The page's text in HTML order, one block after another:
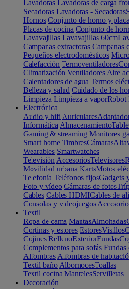
Lavadoras Lavadoras de carga
Secadoras Lavadoras - Secadoras
Hornos Conjunto de horno y placa
Placas de cocina Conjunto de
Lavavajillas Lavavajillas 60cm
Campanas extractoras Campanas
Pequeños electrodomésticos
Calefacción Termoventiladores
Climatización Ventiladores Aire
Calentadores de agua Termos
Belleza y salud Cuidado de los
Limpieza Limpieza a vaporRobot
Electrónica
Audio y hifi Auriculares
Informática Almacenamiento
Gaming & streaming Monitores
Smart home TimbresCámaras
Wearables Smartwatches
Televisión AccesoriosTelevisores
Movilidad urbana KartsMotos
Telefonía Teléfonos fijosGadgets
Foto y vídeo Cámaras de fotos
Cables Cables HDMICables de
Consolas y videojuegos
Textil
Ropa de cama MantasAlmohadas
Cortinas y estores EstoresVisillos
Cojines RellenoExteriorFundas
Complementos para sofás Fundas
Alfombras Alfombras de
Textil baño AlbornocesToallas
Textil cocina MantelesServilletas
Decoración